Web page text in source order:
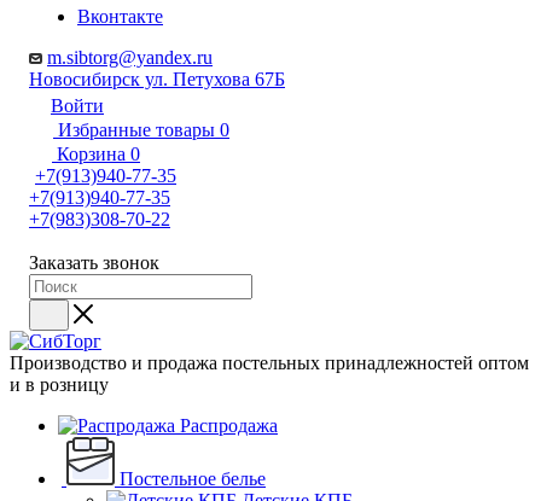
Вконтакте
m.sibtorg@yandex.ru
Новосибирск ул. Петухова 67Б
Войти
Избранные товары 0
Корзина 0
+7(913)940-77-35
+7(913)940-77-35
+7(983)308-70-22
Заказать звонок
Производство и продажа постельных принадлежностей оптом
и в розницу
Распродажа
Постельное белье